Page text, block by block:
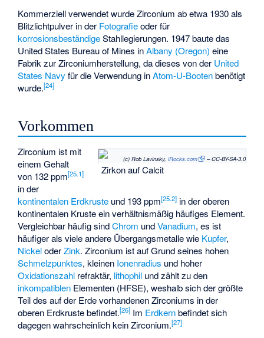
Kommerziell verwendet wurde Zirconium ab etwa 1930 als
Blitzlichtpulver in der Fotografieoder für
korrosionsbeständige Stahllegierungen. 1947 baute das
United States Bureau of Mines inAlbany (Oregon) eine
Fabrik zur Zirconiumherstellung, da dieses von der United
States Navy für die Verwendung inAtom-U-Bootenbenötigt
wurde.[24]
Vorkommen
(c) Rob Lavinsky, iRocks.com – CC-BY-SA-3.0
Zirkon auf Calcit
Zirconium ist mit
einem Gehalt
von 132 ppm[25.1]
in der
kontinentalen Erdkruste und 193 ppm[25.2] in der oberen
kontinentalen Kruste ein verhältnismäßig häufiges Element.
Vergleichbar häufig sindChrom undVanadium, es ist
häufiger als viele andere Übergangsmetalle wie Kupfer,
NickeloderZink. Zirconium ist auf Grund seines hohen
Schmelzpunktes, kleinen Ionenradius und hoher
Oxidationszahl refraktär, lithophil und zählt zu den
inkompatiblen Elementen (HFSE), weshalb sich der größte
Teil des auf der Erde vorhandenen Zirconiums in der
oberen Erdkruste befindet.[26] Im Erdkernbefindet sich
dagegen wahrscheinlich kein Zirconium.[27]